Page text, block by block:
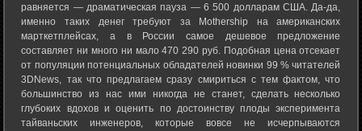
равняется — драматическая пауза — 6 500 долларам США. Да-да,
именно таких денег требуют за Mothership на американских
марткетплейсах, а в России самое дешевое предложение
составляет ни много ни мало 470 290 руб. Подобная цена отсекает
от популяции потенциальных обладателей новинки 99 % читателей
3DNews, так что предлагаем сразу смириться с тем фактом, что
большинство из нас ими никогда не станет, сделать несколько
глубоких вдохов и оценить по достоинству плоды эксперимента
тайваньских инженеров, которые вовсе не исчерпываются